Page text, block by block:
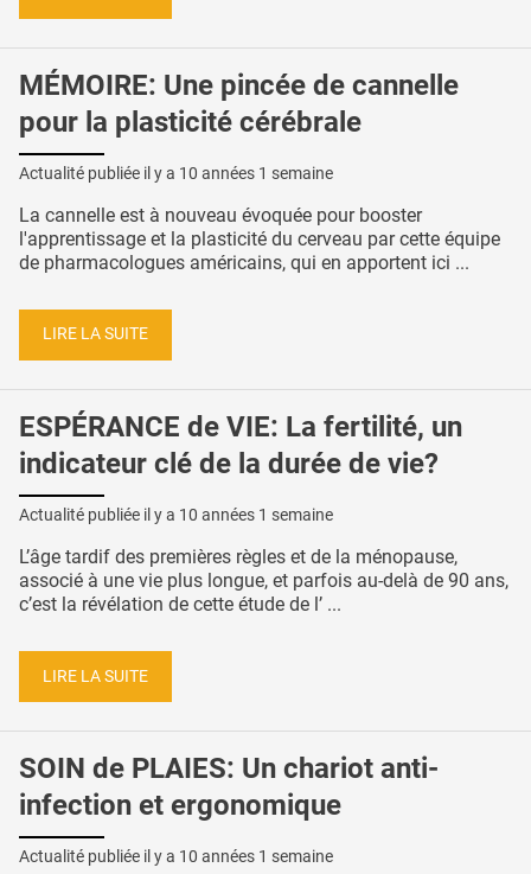
MÉMOIRE: Une pincée de cannelle
pour la plasticité cérébrale
Actualité publiée il y a 10 années 1 semaine
La cannelle est à nouveau évoquée pour booster
l'apprentissage et la plasticité du cerveau par cette équipe
de pharmacologues américains, qui en apportent ici ...
LIRE LA SUITE
ESPÉRANCE de VIE: La fertilité, un
indicateur clé de la durée de vie?
Actualité publiée il y a 10 années 1 semaine
L’âge tardif des premières règles et de la ménopause,
associé à une vie plus longue, et parfois au-delà de 90 ans,
c’est la révélation de cette étude de l’ ...
LIRE LA SUITE
SOIN de PLAIES: Un chariot anti-
infection et ergonomique
Actualité publiée il y a 10 années 1 semaine